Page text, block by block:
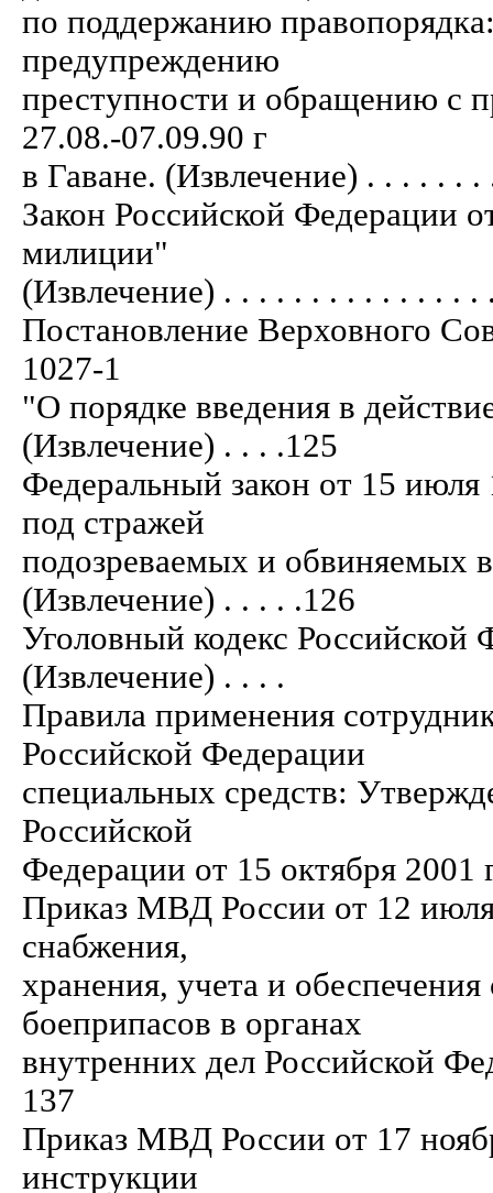
по поддержанию
предупреждению
преступности и обращению с
27.08.-07.09.90 г
в Гаване. (Извлечение) . . . . . .
Закон Российской Федерации
милиции"
(Извлечение) . . . . . . . . . . . . . .
Постановление Верховного
1027-1
"О порядке введения в
(Извлечение) . . . .125
Федеральный закон от 15
под стражей
подозреваемых и обвиняемых
(Извлечение) . . . . .126
Уголовный кодекс
(Извлечение) . . . .
Правила применения
Российской Федерации
специальных средств:
Российской
Федерации от 15 октября
Приказ МВД России от 12
снабжения,
хранения, учета и
боеприпасов в органах
внутренних дел Российской
137
Приказ МВД России от 17
инструкции